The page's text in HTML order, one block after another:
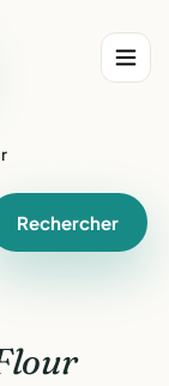
Rechercher